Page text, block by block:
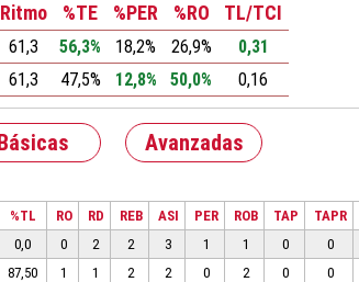
Ritmo
%TE %PER %RO TL/TCI
61,3 56,3% 18,2% 26,9%
0,31
61,3 47,5% 12,8% 50,0% 0,16
Avanzadas
%TL RO RD REB ASI PER ROB TAP TAPR
0,0 0 2 2 3 1 1 0 0
87,50 1 1 2 2 0 2 0 0